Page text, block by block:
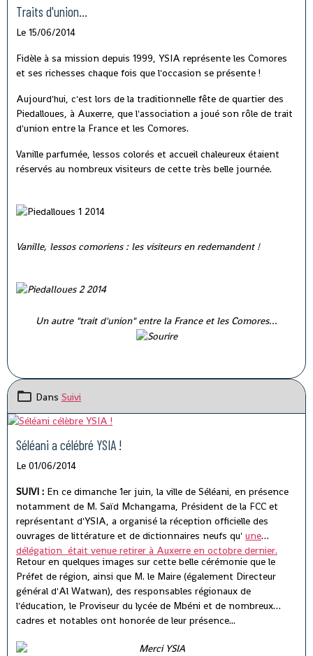
Traits d'union...
Le 15/06/2014
Fidèle à sa mission depuis 1999, YSIA représente les Comores
et ses richesses chaque fois que l'occasion se présente !
Aujourd'hui, c'est lors de la traditionnelle fête de quartier des
Piedalloues, à Auxerre, que l'association a joué son rôle de trait
d'union entre la France et les Comores.
Vanille parfumée, lessos colorés et accueil chaleureux étaient
réservés au nombreux visiteurs de cette très belle journée.
Vanille, lessos comoriens : les visiteurs en redemandent !
Un autre "trait d'union" entre la France et les Comores...
Dans Suivi
Séléani a célébré YSIA !
Le 01/06/2014
SUIVI : En ce dimanche 1er juin, la ville de Séléani, en présence
notamment de M. Saïd Mchangama, Président de la FCC et
représentant d'YSIA, a organisé la réception officielle des
ouvrages de littérature et de dictionnaires neufs qu' une
délégation était venue retirer à Auxerre en octobre dernier.
Retour en quelques images sur cette belle cérémonie que le
Préfet de région, ainsi que M. le Maire (également Directeur
général d'Al Watwan), des responsables régionaux de
l'éducation, le Proviseur du lycée de Mbéni et de nombreux
cadres et notables ont honorée de leur présence...